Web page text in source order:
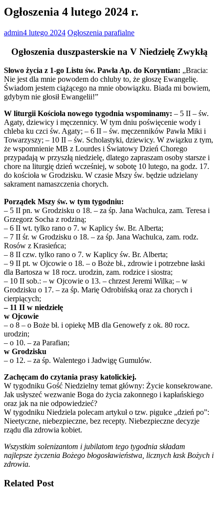
Ogłoszenia 4 lutego 2024 r.
admin4 lutego 2024 Ogłoszenia parafialne
Ogłoszenia duszpasterskie na V Niedzielę Zwykłą
Słowo życia z 1-go Listu św. Pawła Ap. do Koryntian: „Bracia:
Nie jest dla mnie powodem do chluby to, że głoszę Ewangelię.
Świadom jestem ciążącego na mnie obowiązku. Biada mi bowiem,
gdybym nie głosił Ewangelii!”
W liturgii Kościoła nowego tygodnia wspominamy: – 5 II – św.
Agaty, dziewicy i męczennicy. W tym dniu poświęcenie wody i
chleba ku czci św. Agaty; – 6 II – św. męczenników Pawła Miki i
Towarzyszy; – 10 II – św. Scholastyki, dziewicy. W związku z tym,
że wspomnienie MB z Lourdes i Światowy Dzień Chorego
przypadają w przyszłą niedzielę, dlatego zapraszam osoby starsze i
chore na liturgię dzień wcześniej, w sobotę 10 lutego, na godz. 17.
do kościoła w Grodzisku. W czasie Mszy św. będzie udzielany
sakrament namaszczenia chorych.
Porządek Mszy św. w tym tygodniu:
– 5 II pn. w Grodzisku o 18. – za śp. Jana Wachulca, zam. Teresa i
Grzegorz Socha z rodziną;
– 6 II wt. tylko rano o 7. w Kaplicy św. Br. Alberta;
– 7 II śr. w Grodzisku o 18. – za śp. Jana Wachulca, zam. rodz.
Rosów z Krasieńca;
– 8 II czw. tylko rano o 7. w Kaplicy św. Br. Alberta;
– 9 II pt. w Ojcowie o 18. – o Boże bł., zdrowie i potrzebne łaski
dla Bartosza w 18 rocz. urodzin, zam. rodzice i siostra;
– 10 II sob.: – w Ojcowie o 13. – chrzest Jeremi Wilka; – w
Grodzisku o 17. – za śp. Marię Odrobińską oraz za chorych i
cierpiących;
– 11 II w niedzielę
w Ojcowie
– o 8 – o Boże bł. i opiekę MB dla Genowefy z ok. 80 rocz.
urodzin;
– o 10. – za Parafian;
w Grodzisku
– o 12. – za śp. Walentego i Jadwigę Gumulów.
Zachęcam do czytania prasy katolickiej.
W tygodniku Gość Niedzielny temat główny: Życie konsekrowane.
Jak usłyszeć wezwanie Boga do życia zakonnego i kapłańskiego
oraz jak na nie odpowiedzieć?
W tygodniku Niedziela polecam artykuł o tzw. pigułce „dzień po”:
Nieetyczne, niebezpieczne, bez recepty. Niebezpieczne decyzje
rządu dla zdrowia kobiet.
Wszystkim solenizantom i jubilatom tego tygodnia składam
najlepsze życzenia Bożego błogosławieństwa, licznych łask Bożych i
zdrowia.
Related Post